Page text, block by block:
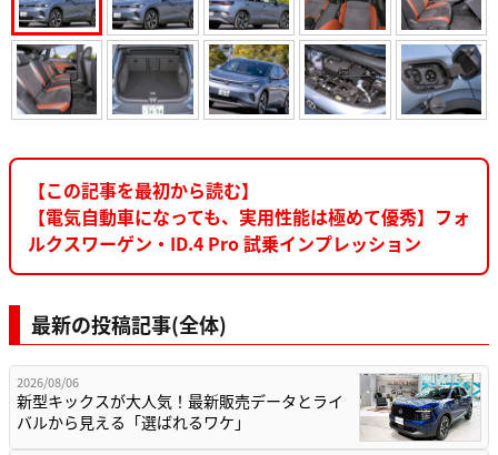
【この記事を最初から読む】
【電気自動車になっても、実用性能は極めて優秀】フォ
ルクスワーゲン・ID.4 Pro 試乗インプレッション
最新の投稿記事(全体)
2026/08/06
新型キックスが大人気！最新販売データとライ
バルから見える「選ばれるワケ」